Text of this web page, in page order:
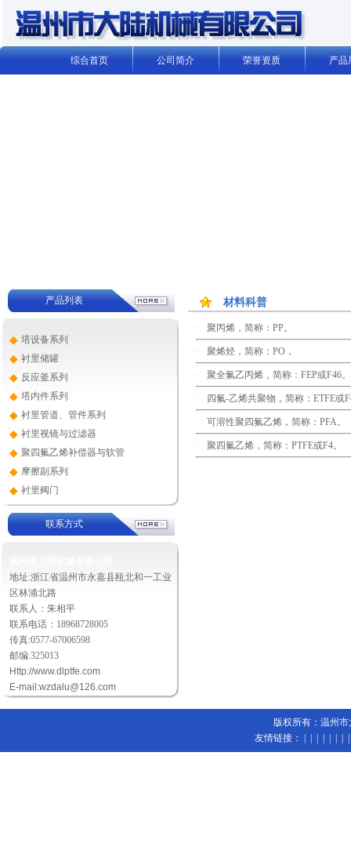
综合首页 公司简介 荣誉资质 产品
产品列表
◆ 塔设备系列
◆ 衬里储罐
◆ 反应釜系列
◆ 塔内件系列
◆ 衬里管道、管件系列
◆ 衬里视镜与过滤器
◆ 聚四氟乙烯补偿器与软管
◆ 摩擦副系列
◆ 衬里阀门
联系方式
地址:浙江省温州市永嘉县瓯北和一工业
区林浦北路
联系人：朱相平
联系电话：18968728005
传真:0577-67006598
邮编:325013
Http://www.dlptfe.com
E-mail:wzdalu@126.com
材料科普
· 聚丙烯，简称：PP。
· 聚烯烃，简称：PO，
· 聚全氟乙丙烯，简称：FEP或F46。
· 四氟-乙烯共聚物，简称：ETFE或
· 可溶性聚四氟乙烯，简称：PFA。
· 聚四氟乙烯，简称：PTFE或F4。
版权所有：温州市
友情链接：